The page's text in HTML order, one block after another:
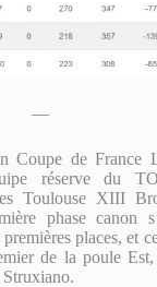
—
Coupe de France
réserve du
Toulouse XIII
phase canon
places, et
de la poule
Struxiano.